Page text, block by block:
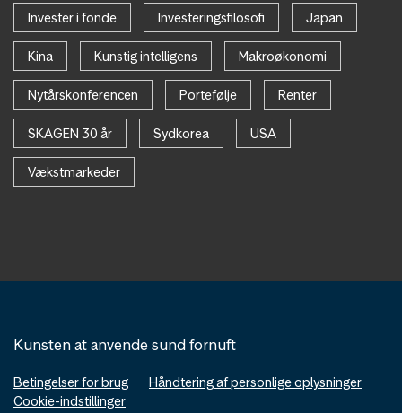
Invester i fonde Investeringsfilosofi Japan
Kina Kunstig intelligens Makroøkonomi
Nytårskonferencen Portefølje Renter
SKAGEN 30 år Sydkorea USA
Vækstmarkeder
Kunsten at anvende sund fornuft
Betingelser for brug
Håndtering af personlige oplysninger
Cookie-indstillinger